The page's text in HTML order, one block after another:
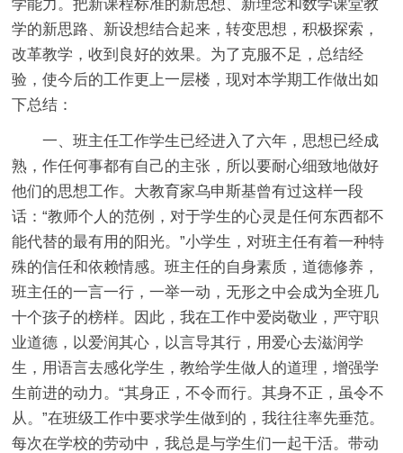
学能力。把新课程标准的新思想、新理念和数学课堂教
学的新思路、新设想结合起来，转变思想，积极探索，
改革教学，收到良好的效果。为了克服不足，总结经
验，使今后的工作更上一层楼，现对本学期工作做出如
下总结：
一、班主任工作学生已经进入了六年，思想已经成
熟，作任何事都有自己的主张，所以要耐心细致地做好
他们的思想工作。大教育家乌申斯基曾有过这样一段
话：“教师个人的范例，对于学生的心灵是任何东西都不
能代替的最有用的阳光。”小学生，对班主任有着一种特
殊的信任和依赖情感。班主任的自身素质，道德修养，
班主任的一言一行，一举一动，无形之中会成为全班几
十个孩子的榜样。因此，我在工作中爱岗敬业，严守职
业道德，以爱润其心，以言导其行，用爱心去滋润学
生，用语言去感化学生，教给学生做人的道理，增强学
生前进的动力。“其身正，不令而行。其身不正，虽令不
从。”在班级工作中要求学生做到的，我往往率先垂范。
每次在学校的劳动中，我总是与学生们一起干活。带动